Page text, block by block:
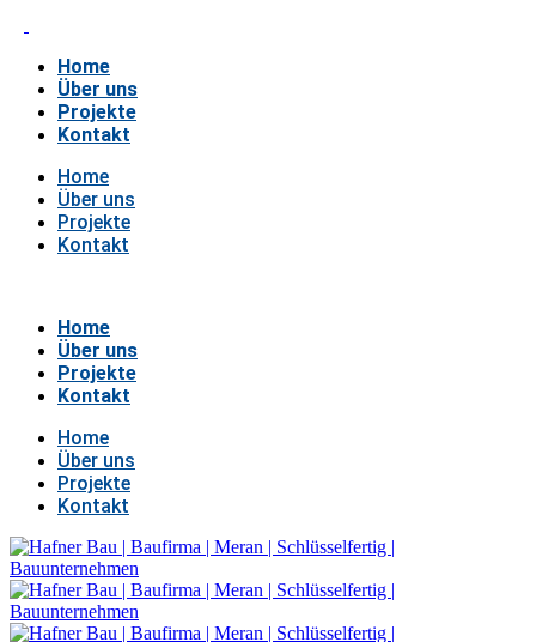
Home
Über uns
Projekte
Kontakt
Home
Über uns
Projekte
Kontakt
Home
Über uns
Projekte
Kontakt
Home
Über uns
Projekte
Kontakt